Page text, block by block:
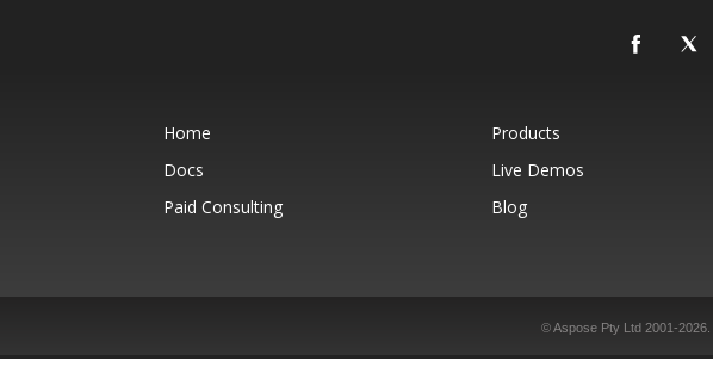
Home Products
Docs
Live Demos
Paid Consulting
Blog
© Aspose Pty Ltd 2001-2026.